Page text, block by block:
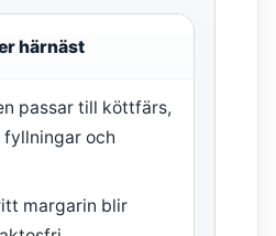
härnäst
passar till köttfärs,
och
margarin blir